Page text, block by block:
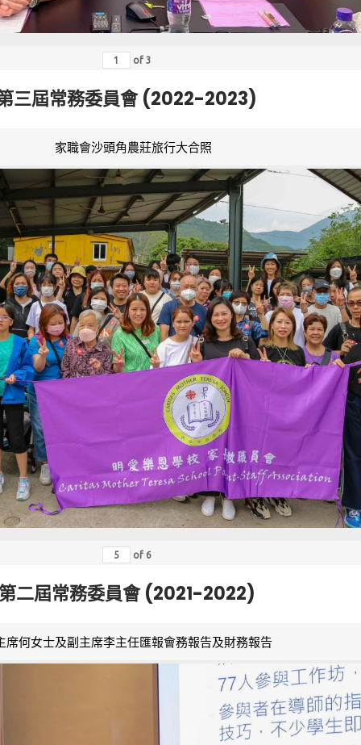
of 3
三屆常務委員會 (2022-2023)
家職會沙頭角農莊旅行大合照
of 6
二屆常務委員會 (2021-2022)
席何女士及副主席李主任匯報會務報告及財務報告